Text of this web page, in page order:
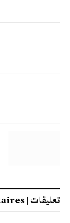
تعليقات | Commentaires